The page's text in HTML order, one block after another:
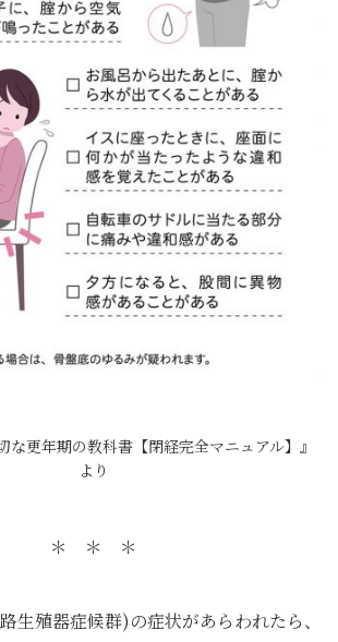
な更年期の教科書【閉経完全マニュアル】』
より
＊ ＊ ＊
生殖器症候群)の症状があらわれたら、